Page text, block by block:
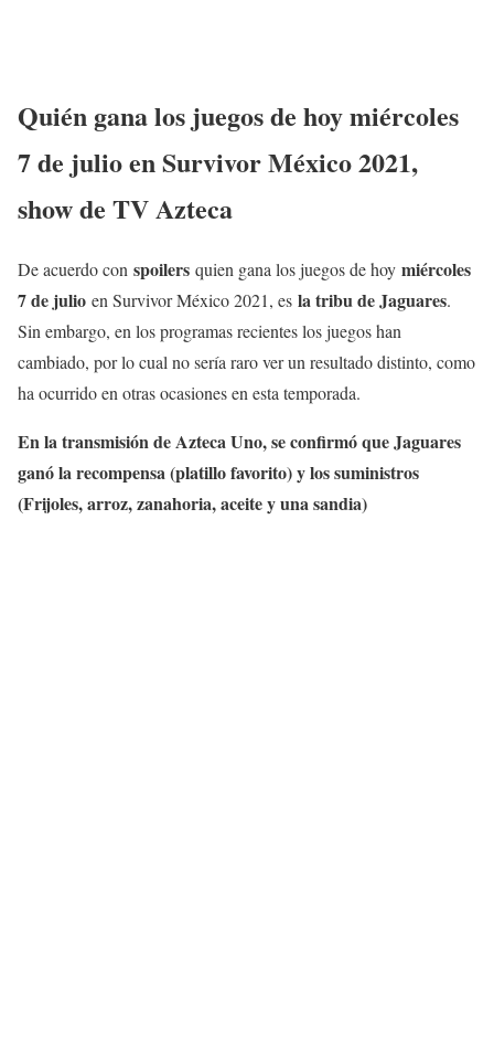
Quién gana los juegos de hoymiércoles
7 de julioen Survivor México 2021,
show de TV Azteca
De acuerdo con spoilers quien gana los juegos de hoy miércoles
7de julio en Survivor México 2021, es la tribu de Jaguares.
Sin embargo, en los programas recientes los juegos han
cambiado, por lo cual no sería raro ver un resultado distinto, como
ha ocurrido en otras ocasiones en esta temporada.
En la transmisión de Azteca Uno, se confirmó que Jaguares
ganó la recompensa (platillo favorito) y los suministros
(Frijoles, arroz, zanahoria, aceite y una sandia)